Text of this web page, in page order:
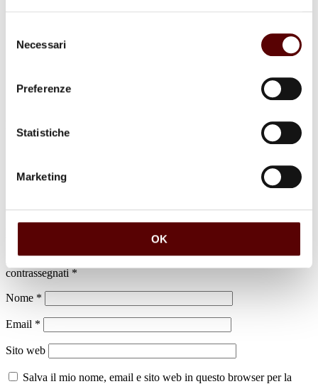
delNecessari
Preferenze
Statistiche
Marketing
OK
14 Maggio 1935 - 12 Luglio 2022
Cimitero di Altedo
Il tuo indirizzo email non sarà pubblicato. I campi obbligatori sono
contrassegnati *
Nome *
Email *
Sito web
Salva il mio nome, email e sito web in questo browser per la